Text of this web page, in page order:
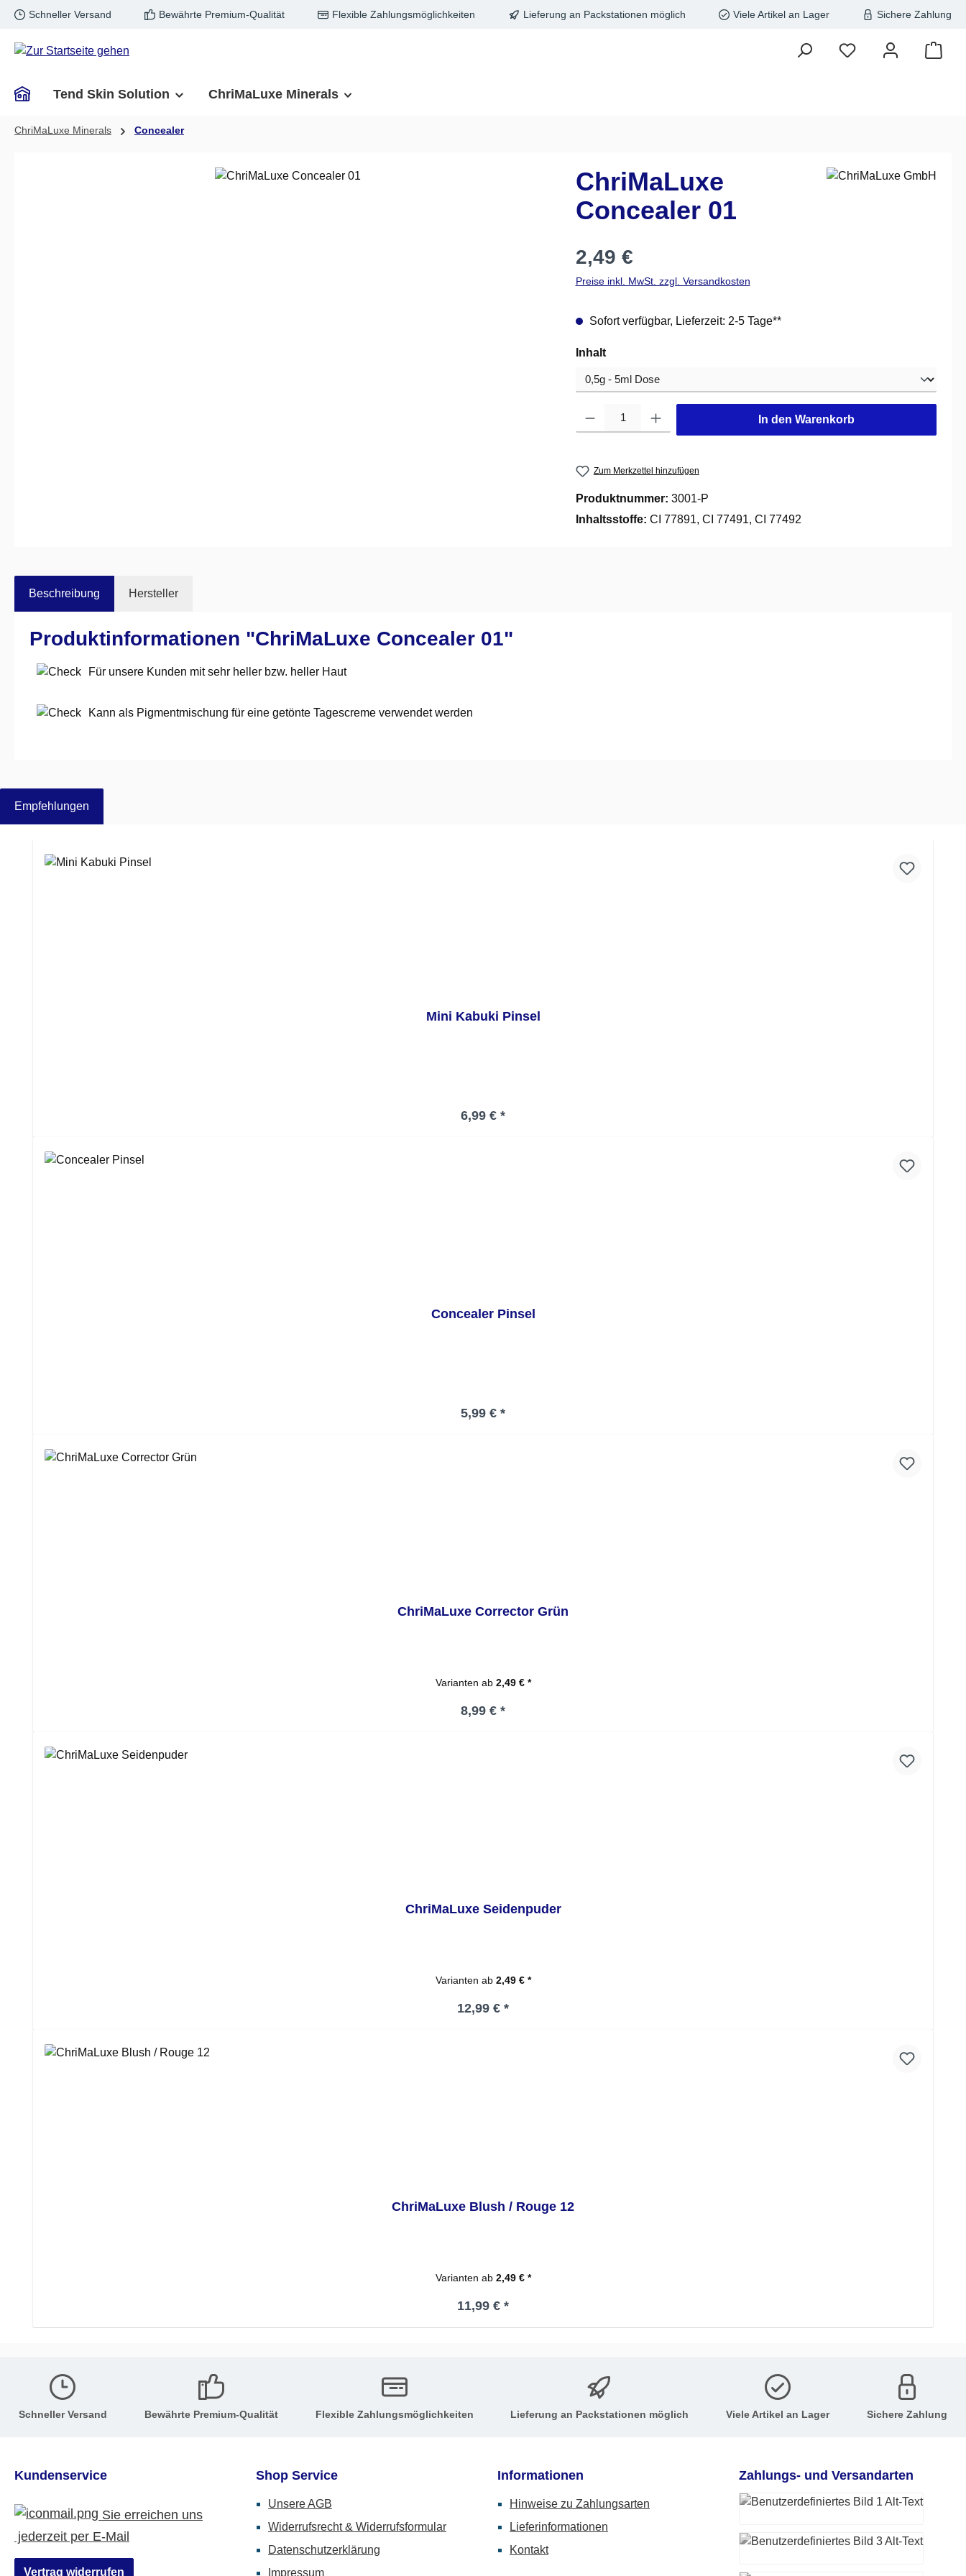
Hauptinhalt springen
Zur Suche springen
Zur Hauptnavigation springen
Schneller Versand Bewährte Premium-Qualität Flexible Zahlungsmöglichkeiten Lieferung an Packstationen möglich Viele Artikel an Lager Sichere Zahlung
Tend Skin Solution ChriMaLuxe Minerals
ChriMaLuxe Minerals Concealer
ChriMaLuxe
Concealer 01
Regulärer Preis:
2,49 €
Preise inkl. MwSt. zzgl. Versandkosten
Sofort verfügbar, Lieferzeit: 2-5 Tage**
Inhaltauswählen
In den Warenkorb
Zum Merkzettel hinzufügen
Produktnummer: 3001-P
Inhaltsstoffe: CI 77891, CI 77491, CI 77492
Beschreibung Hersteller
Produktinformationen "ChriMaLuxe Concealer 01"
Für unsere Kunden mit sehr heller bzw. heller Haut
Kann als Pigmentmischung für eine getönte Tagescreme verwendet werden
Empfehlungen
Mini Kabuki Pinsel
Regulärer Preis:
6,99 € *
Concealer Pinsel
Regulärer Preis:
5,99 € *
ChriMaLuxe Corrector Grün
Varianten ab2,49 € *
Regulärer Preis:
8,99 € *
ChriMaLuxe Seidenpuder
Varianten ab2,49 € *
Regulärer Preis:
12,99 € *
ChriMaLuxe Blush / Rouge 12
Varianten ab2,49 € *
Regulärer Preis:
11,99 € *
Schneller Versand Bewährte Premium-Qualität Flexible Zahlungsmöglichkeiten Lieferung an Packstationen möglich Viele Artikel an Lager Sichere Zahlung
Kundenservice
Sie erreichen uns
jederzeit per E-Mail
Vertrag widerrufen
Shop Service
Unsere AGB
Widerrufsrecht & Widerrufsformular
Datenschutzerklärung
Impressum
Informationen
Hinweise zu Zahlungsarten
Lieferinformationen
Kontakt
Zahlungs- und Versandarten
PayPal
Vorkasse (-Überweisung)